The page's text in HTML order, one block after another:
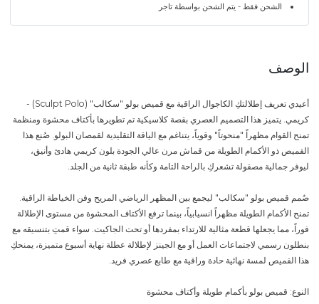
الشحن فقط - يتم الشحن بواسطة تاجر
الوصف
أعيدي تعريف إطلالتكِ الكاجوال الراقية مع قميص بولو "سكالب" (Sculpt Polo) -
كريمي. يتميز هذا التصميم العصري بقصة كلاسيكية تم تطويرها بأكتاف محشوة ومنظمة
تمنح القوام مظهراً "منحوتاً" وقوياً، يتناغم مع الياقة التقليدية لقمصان البولو. صُنع هذا
القميص ذو الأكمام الطويلة من قماش مرن عالي الجودة بلون كريمي هادئ وأنيق،
ليوفر جمالية مصقولة تشعركِ بالراحة التامة وكأنه طبقة ثانية من الجلد.
صُمم قميص بولو "سكالب" ليجمع بين المظهر الرياضي المريح وفن الخياطة الراقية.
تمنح الأكمام الطويلة مظهراً انسيابياً، بينما ترفع الأكتاف المحشوة من مستوى الإطلالة
فوراً، مما يجعلها قطعة مثالية للارتداء بمفردها أو تحت الجاكيت. سواء قمتِ بتنسيقه مع
بنطلون رسمي لاجتماعات العمل أو مع الجينز لإطلالة عطلة نهاية أسبوع متميزة، يمنحكِ
هذا القميص لمسة نهائية حادة وراقية مع طابع عصري فريد.
النوع: قميص بولو بأكمام طويلة وأكتاف محشوة